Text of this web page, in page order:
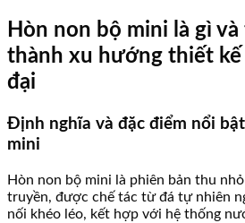
Hòn non bộ mini là gì
thành xu hướng thiết
đại
Định nghĩa và đặc điểm nổi
mini
Hòn non bộ mini là phiên bản thu
truyền, được chế tác từ đá tự nhiên
nối khéo léo, kết hợp với hệ thống